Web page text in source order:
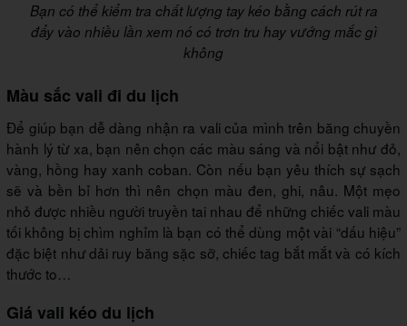
Bạn có thể kiểm tra chất lượng tay kéo bằng cách rút ra
đẩy vào nhiều lần xem nó có trơn tru hay vướng mắc gì
không
Màu sắc vali đi du lịch
Để giúp bạn dễ dàng nhận ra vali của mình trên băng chuyền
hành lý từ xa, bạn nên chọn các màu sáng và nổi bật như đỏ,
vàng, hồng hay xanh coban. Còn nếu bạn yêu thích sự sạch
sẽ và bền bỉ hơn thì nên chọn màu đen, ghi, nâu. Một mẹo
nhỏ được nhiều người truyền tai nhau để những chiếc vali màu
tối không bị chìm nghỉm là bạn có thể dùng một vài “dấu hiệu”
đặc biệt như dải ruy băng sặc sỡ, chiếc tag bắt mắt và có kích
thước to…
Giá vali kéo du lịch